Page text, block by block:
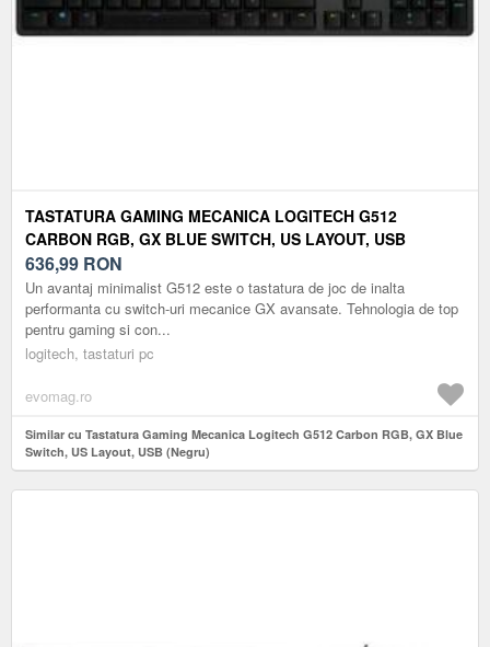
TASTATURA GAMING MECANICA LOGITECH G512
CARBON RGB, GX BLUE SWITCH, US LAYOUT, USB
(NEGRU)
636,99 RON
Un avantaj minimalist G512 este o tastatura de joc de inalta
performanta cu switch-uri mecanice GX avansate. Tehnologia de top
pentru gaming si con...
logitech, tastaturi pc
evomag.ro
Similar cu Tastatura Gaming Mecanica Logitech G512 Carbon RGB, GX Blue
Switch, US Layout, USB (Negru)